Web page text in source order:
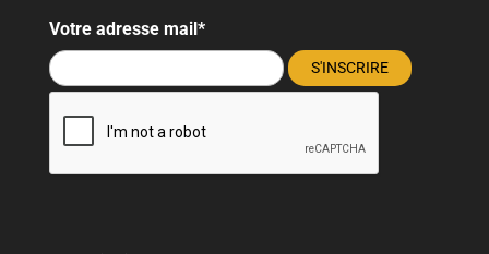
Votre adresse mail*